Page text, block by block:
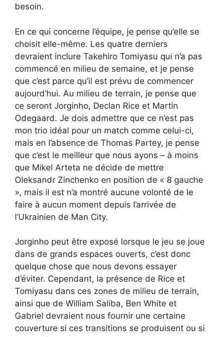
besoin.
En ce qui concerne l’équipe, je pense qu’elle se
choisit elle-même. Les quatre derniers
devraient inclure Takehiro Tomiyasu qui n’a pas
commencé en milieu de semaine, et je pense
que c’est parce qu’il est prévu de commencer
aujourd’hui. Au milieu de terrain, je pense que
ce seront Jorginho, Declan Rice et Martin
Odegaard. Je dois admettre que ce n’est pas
mon trio idéal pour un match comme celui-ci,
mais en l’absence de Thomas Partey, je pense
que c’est le meilleur que nous ayons – à moins
que Mikel Arteta ne décide de mettre
Oleksandr Zinchenko en position de « 8 gauche
», mais il est n’a montré aucune volonté de le
faire à aucun moment depuis l’arrivée de
l’Ukrainien de Man City.
Jorginho peut être exposé lorsque le jeu se joue
dans de grands espaces ouverts, c’est donc
quelque chose que nous devons essayer
d’éviter. Cependant, la présence de Rice et
Tomiyasu dans ces zones de milieu de terrain,
ainsi que de William Saliba, Ben White et
Gabriel devraient nous fournir une certaine
couverture si ces transitions se produisent ou si